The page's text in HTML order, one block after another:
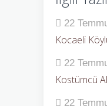
22
Kocaeli
22
Kostümcü
22